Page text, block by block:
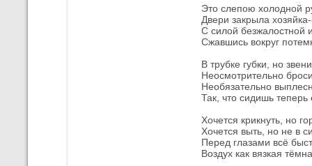
Это слепою холодной
Двери закрыла
С силой безжалостной
Сжавшись вокруг
В трубке губки, но
Неосмотрительно
Необязательно
Так, что сидишь теперь
Хочется крикнуть, но
Хочется выть, но не в
Перед глазами всё
Воздух как вязкая